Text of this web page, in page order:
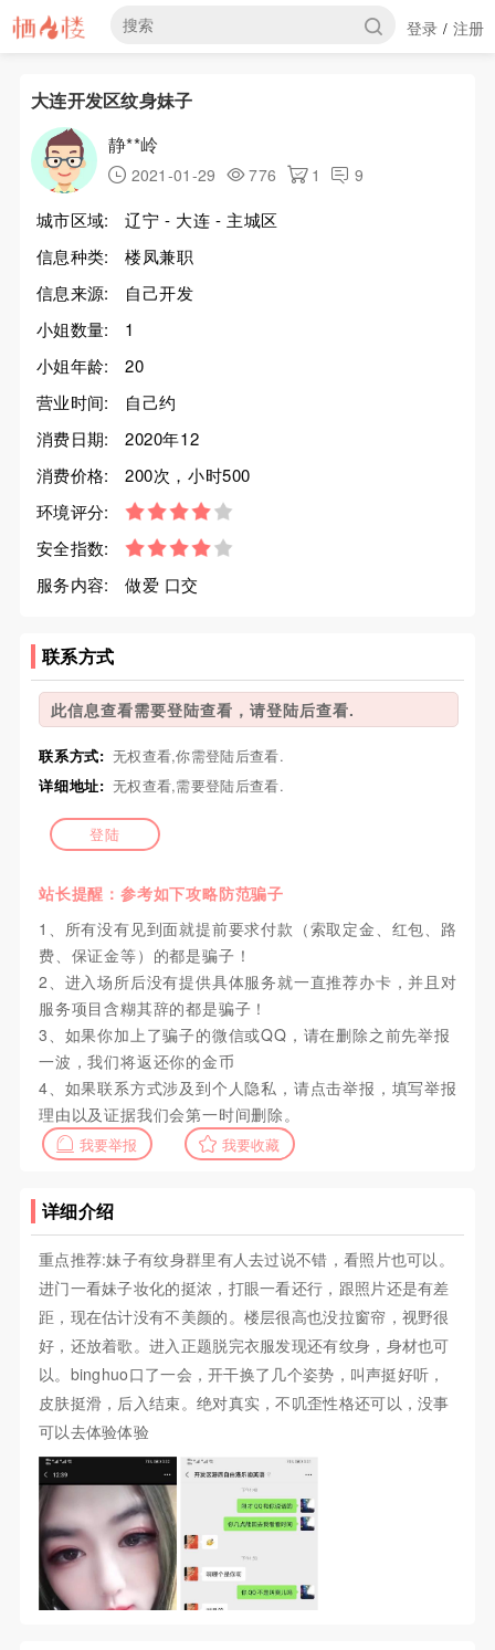
登录 / 注册
大连开发区纹身妹子
静**岭
2021-01-29 776 1 9
城市区域:
辽宁 - 大连 - 主城区
信息种类:
楼凤兼职
信息来源:
自己开发
小姐数量:
1
小姐年龄:
20
营业时间:
自己约
消费日期:
2020年12
消费价格:
200次，小时500
环境评分:
安全指数:
服务内容:
做爱 口交
联系方式
此信息查看需要登陆查看，请登陆后查看.
联系方式: 无权查看,你需登陆后查看.
详细地址: 无权查看,需要登陆后查看.
登陆
站长提醒：参考如下攻略防范骗子
1、所有没有见到面就提前要求付款（索取定金、红包、路
费、保证金等）的都是骗子！
2、进入场所后没有提供具体服务就一直推荐办卡，并且对
服务项目含糊其辞的都是骗子！
3、如果你加上了骗子的微信或QQ，请在删除之前先举报
一波，我们将返还你的金币
4、如果联系方式涉及到个人隐私，请点击举报，填写举报
理由以及证据我们会第一时间删除。
我要举报 我要收藏
详细介绍
重点推荐:妹子有纹身群里有人去过说不错，看照片也可以。
进门一看妹子妆化的挺浓，打眼一看还行，跟照片还是有差
距，现在估计没有不美颜的。楼层很高也没拉窗帘，视野很
好，还放着歌。进入正题脱完衣服发现还有纹身，身材也可
以。binghuo口了一会，开干换了几个姿势，叫声挺好听，
皮肤挺滑，后入结束。绝对真实，不叽歪性格还可以，没事
可以去体验体验